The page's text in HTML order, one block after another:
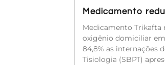
Medicamento
Medicamento Trikafta
oxigênio domiciliar
84,8% as internações
Tisiologia (SBPT)